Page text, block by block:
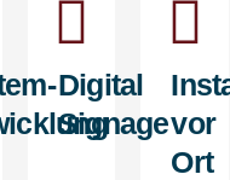
Digital
Signagevor
Ort